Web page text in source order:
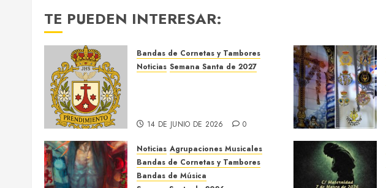
TE PUEDEN INTERESAR:
Bandas de Cornetas y Tambores
Noticias Semana Santa de 2027
14 DE JUNIO DE 2026 0
Noticias Agrupaciones Musicales
Bandas de Cornetas y Tambores
Bandas de Música